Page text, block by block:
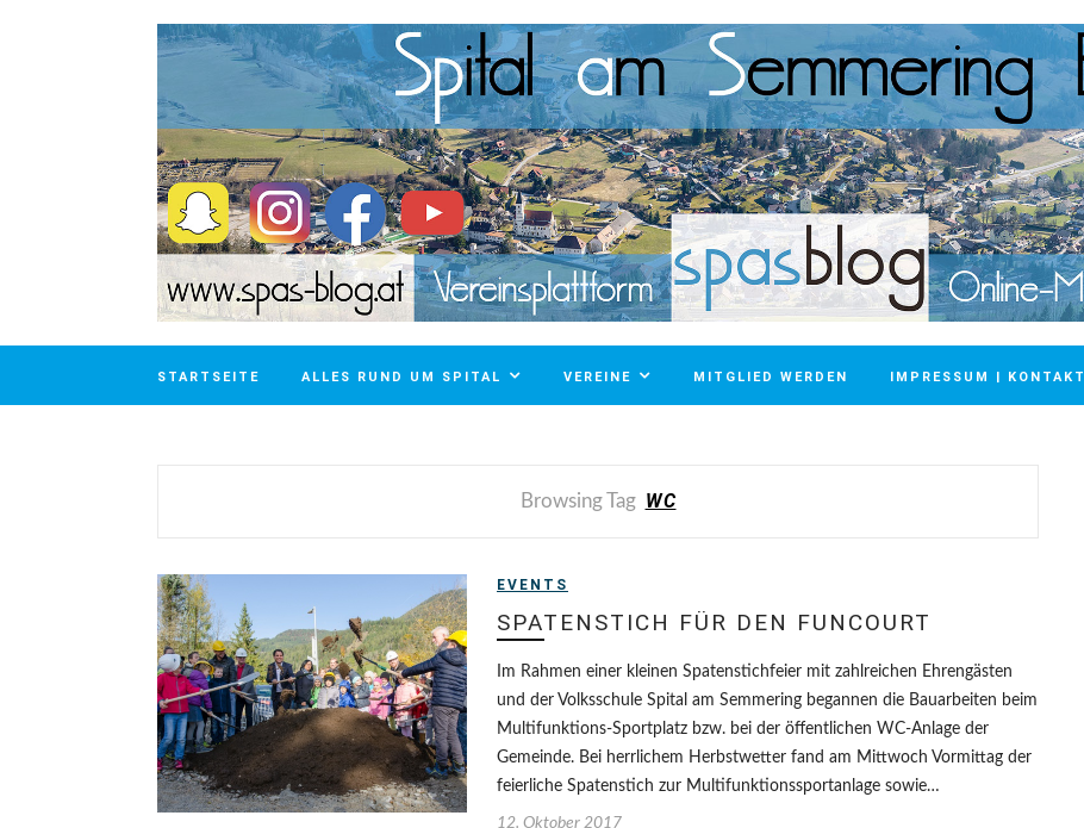
STARTSEITE ALLES RUND UM SPITAL VEREINE MITGLIED WERDEN IMPRESSUM | KONTAKT
Browsing Tag WC
EVENTS
SPATENSTICH FÜR DEN FUNCOURT
Im Rahmen einer kleinen Spatenstichfeier mit zahlreichen Ehrengästen
und der Volksschule Spital am Semmering begannen die Bauarbeiten beim
Multifunktions-Sportplatz bzw. bei der öffentlichen WC-Anlage der
Gemeinde. Bei herrlichem Herbstwetter fand am Mittwoch Vormittag der
feierliche Spatenstich zur Multifunktionssportanlage sowie…
12. Oktober 2017